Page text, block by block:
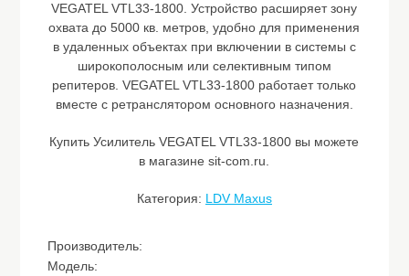
VEGATEL VTL33-1800. Устройство расширяет зону
охвата до 5000 кв. метров, удобно для применения
в удаленных объектах при включении в системы с
широкополосным или селективным типом
репитеров. VEGATEL VTL33-1800 работает только
вместе с ретранслятором основного назначения.
Купить Усилитель VEGATEL VTL33-1800 вы можете
в магазине sit-com.ru.
Категория: LDV Maxus
Производитель:
Модель: